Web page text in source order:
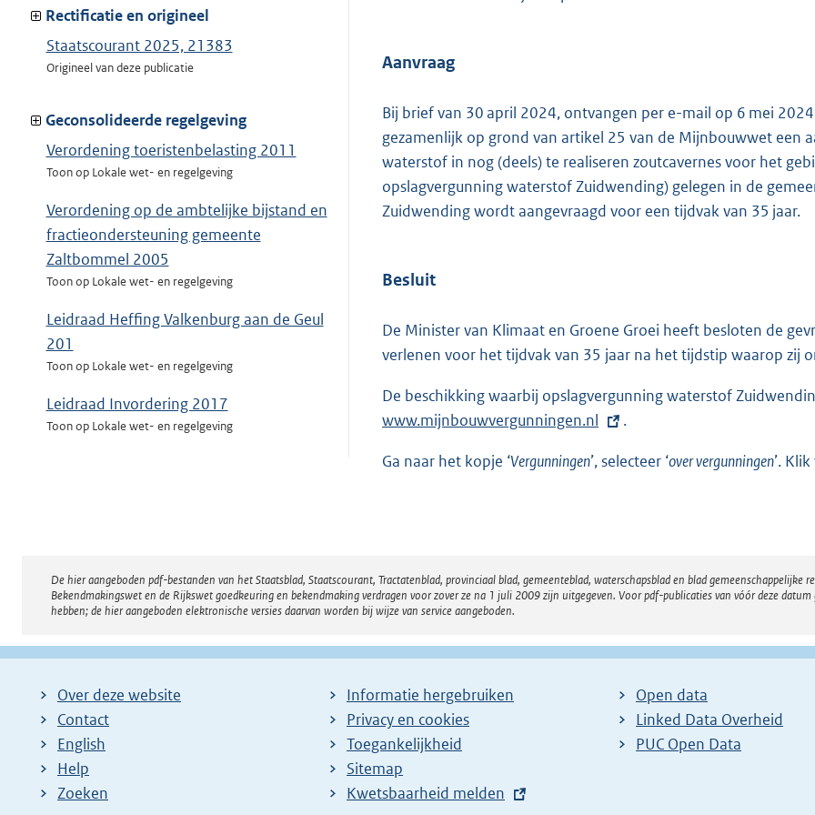
van:
Rectificatie en origineel
Staatscourant 2025, 21383
Origineel van deze publicatie
Geconsolideerde regelgeving
Verordening toeristenbelasting 2011
Toon op Lokale wet- en regelgeving
Verordening op de ambtelijke bijstand en
fractieondersteuning gemeente
Zaltbommel 2005
Toon op Lokale wet- en regelgeving
Leidraad Heffing Valkenburg aan de Geul
201
Toon op Lokale wet- en regelgeving
Leidraad Invordering 2017
Toon op Lokale wet- en regelgeving
(huis)nummering gemeente Bunschoten
Toon op Lokale wet- en regelgeving
peuterspeelzalen 2011
Re-integratieverordening Wwb, Ioaw, Ioaz
Toon op Lokale wet- en regelgeving
Algemeen Mandaat-, Volmacht- en
Machtigingsbesluit 2009
1
1
0
K
Aanvraag
Bij brief van 30 april 2024, ontvangen per e-mail op 6 mei
gezamenlijk op grond van artikel 25 van de Mijnbouwwet een
waterstof in nog (deels) te realiseren zoutcavernes voor het
opslagvergunning waterstof Zuidwending) gelegen in de
Zuidwending wordt aangevraagd voor een tijdvak van 35 jaar.
Besluit
De Minister van Klimaat en Groene Groei heeft besloten de
verlenen voor het tijdvak van 35 jaar na het tijdstip waarop zij
De beschikking waarbij opslagvergunning waterstof
www.mijnbouwvergunningen.nl
.
Ga naar het kopje ‘Vergunningen’, selecteer ‘over vergunningen’.
Disclaimer
De hier aangeboden pdf-bestanden van het Staatsblad, Staatscourant, Tractatenblad, provinciaal blad, gemeenteblad, waterschapsblad en blad
Bekendmakingswet en de Rijkswet goedkeuring en bekendmaking verdragen voor zover ze na 1 juli 2009 zijn uitgegeven. Voor pdf-publicaties van vóór deze
hebben; de hier aangeboden elektronische versies daarvan worden bij wijze van service aangeboden.
Over deze website
Contact
English
Help
Zoeken
Informatie hergebruiken
Privacy en cookies
Toegankelijkheid
Sitemap
E
Kwetsbaarheid melden
Open data
Linked Data Overheid
PUC Open Data